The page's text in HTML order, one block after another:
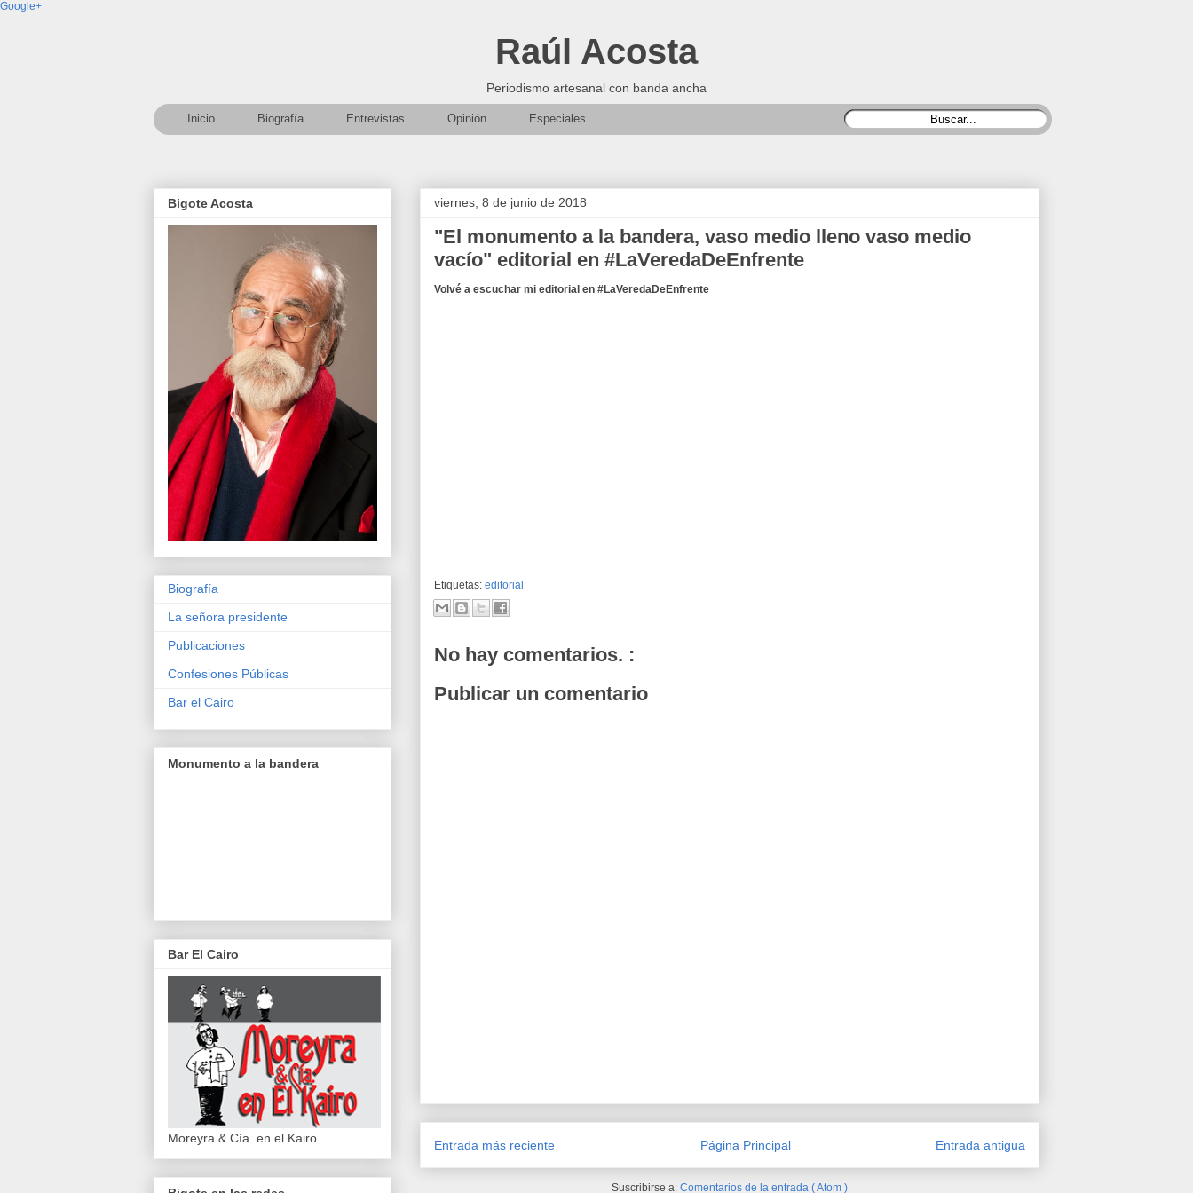
Google+
Raúl Acosta
Periodismo artesanal con banda ancha
Inicio Biografía Entrevistas Opinión Especiales
viernes, 8 de junio de 2018
"El monumento a la bandera, vaso medio lleno vaso medio
vacío" editorial en #LaVeredaDeEnfrente
Volvé a escuchar mi editorial en #LaVeredaDeEnfrente
Etiquetas: editorial
No hay comentarios. :
Publicar un comentario
Entrada más reciente Entrada antigua
Página Principal
Suscribirse a: Comentarios de la entrada ( Atom )
Bigote Acosta
Biografía
La señora presidente
Publicaciones
Confesiones Públicas
Bar el Cairo
Monumento a la bandera
Bar El Cairo
Moreyra & Cía. en el Kairo